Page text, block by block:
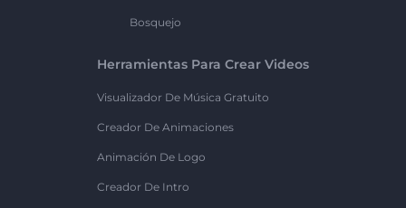
Bosquejo
Herramientas Para Crear Videos
Visualizador De Música Gratuito
Creador De Animaciones
Animación De Logo
Creador De Intro